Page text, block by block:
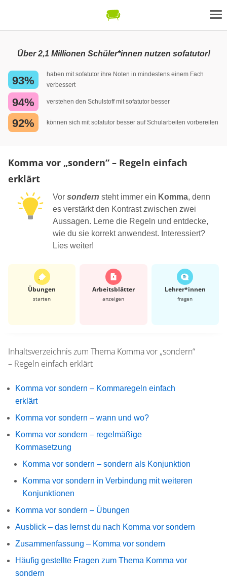
Über 2,1 Millionen Schüler*innen nutzen sofatutor!
93%
haben mit sofatutor ihre Noten in mindestens einem Fach
verbessert
94% verstehen den Schulstoff mit sofatutor besser
92% können sich mit sofatutor besser auf Schularbeiten vorbereiten
Komma vor „sondern“ – Regeln einfach
erklärt
Vor sondern steht immer ein Komma, denn
es verstärkt den Kontrast zwischen zwei
Aussagen. Lerne die Regeln und entdecke,
wie du sie korrekt anwendest. Interessiert?
Lies weiter!
Übungen
starten
Arbeits­blätter
anzeigen
Lehrer*​innen
fragen
Inhaltsverzeichnis zum Thema Komma vor „sondern“
– Regeln einfach erklärt
Komma vor sondern – Kommaregeln einfach
erklärt
Komma vor sondern – wann und wo?
Komma vor sondern – regelmäßige
Kommasetzung
Komma vor sondern – sondern als Konjunktion
Komma vor sondern in Verbindung mit weiteren
Konjunktionen
Komma vor sondern – Übungen
Ausblick – das lernst du nach Komma vor sondern
Zusammenfassung – Komma vor sondern
Häufig gestellte Fragen zum Thema Komma vor
sondern